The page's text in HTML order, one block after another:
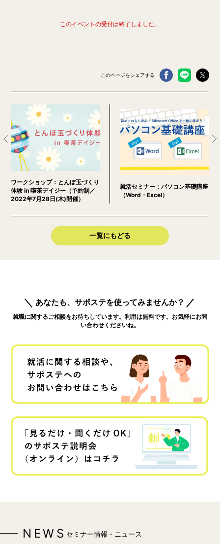
このイベントの受付は終了しました。
このページをシェアする
ワークショップ：とんぼ玉づくり
体験 in 喫茶デイジー（予約制／
2022年7月28日(木)開催）
就活セミナー：パソコン基礎講座
（Word・Excel）
一覧にもどる
あなたも、サポステを使ってみませんか？
就職に関するご相談をお待ちしています。利用は無料です。お気軽にお問
い合わせくださいね。
NEWS セミナー情報・ニュース